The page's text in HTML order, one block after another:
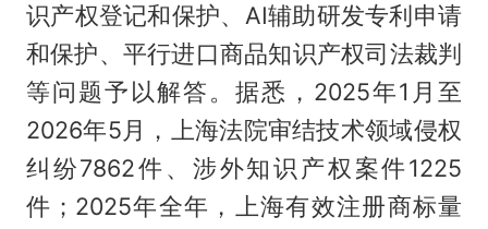
识产权登记和保护、AI辅助研发专利申请
和保护、平行进口商品知识产权司法裁判
等问题予以解答。据悉，2025年1月至
2026年5月，上海法院审结技术领域侵权
纠纷7862件、涉外知识产权案件1225
件；2025年全年，上海有效注册商标量